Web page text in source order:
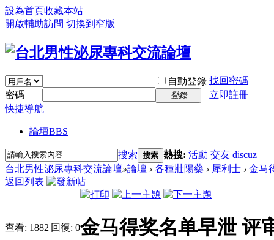
設為首頁收藏本站
開啟輔助訪問 切換到窄版
自動登錄 找回密碼
密碼
登錄
立即註冊
快捷導航
論壇BBS
搜索 搜索 熱搜: 活動 交友 discuz
台北男性泌尿專科交流論壇»論壇 › 各種壯陽藥 › 犀利士 › 金马
返回列表
查看: 1882|回復: 0金马得奖名单早泄 评